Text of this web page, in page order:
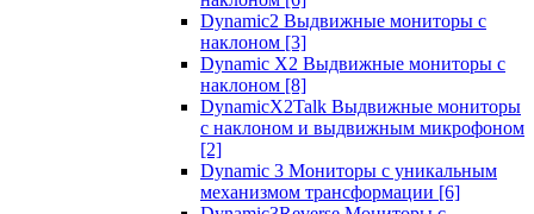
Dynamic2 Выдвижные мониторы с
наклоном [3]
Dynamic X2 Выдвижные мониторы с
наклоном [8]
DynamicX2Talk Выдвижные мониторы
с наклоном и выдвижным микрофоном
[2]
Dynamic 3 Мониторы с уникальным
механизмом трансформации [6]